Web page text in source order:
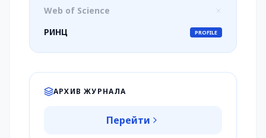
Web of Science
РИНЦ
PROFILE
АРХИВ ЖУРНАЛА
Перейти